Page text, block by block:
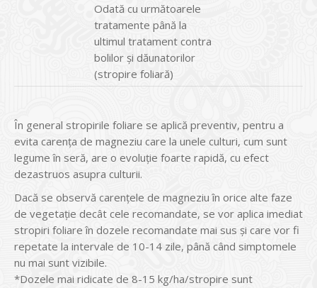
Odată cu următoarele
tratamente până la
ultimul tratament contra
bolilor și dăunatorilor
(stropire foliară)
În general stropirile foliare se aplică preventiv, pentru a
evita carența de magneziu care la unele culturi, cum sunt
legume în seră, are o evoluție foarte rapidă, cu efect
dezastruos asupra culturii.
Dacă se observă carențele de magneziu în orice alte faze
de vegetație decât cele recomandate, se vor aplica imediat
stropiri foliare în dozele recomandate mai sus și care vor fi
repetate la intervale de 10-14 zile, până când simptomele
nu mai sunt vizibile.
*Dozele mai ridicate de 8-15 kg/ha/stropire sunt